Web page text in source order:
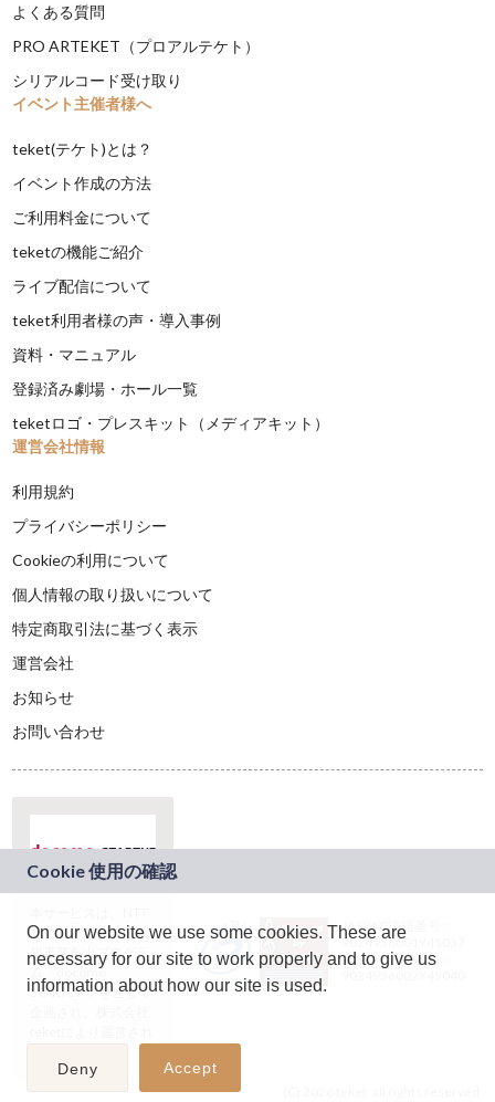
On our website we use some cookies. These are
necessary for our site to work properly and to give us
information about how our site is used.
Deny Accept
よくある質問
PRO ARTEKET（プロアルテケト）
シリアルコード受け取り
イベント主催者様へ
teket(テケト)とは？
イベント作成の方法
ご利用料金について
teketの機能ご紹介
ライブ配信について
teket利用者様の声・導入事例
資料・マニュアル
登録済み劇場・ホール一覧
teketロゴ・プレスキット（メディアキット）
運営会社情報
利用規約
プライバシーポリシー
Cookieの利用について
個人情報の取り扱いについて
特定商取引法に基づく表示
運営会社
お知らせ
お問い合わせ
ドコモグループの新
規事業創出プログラ
ム「docomo
STARTUP」を通じて
JASRAC許諾番号：
9024936001Y45037
JASRAC許諾番号：